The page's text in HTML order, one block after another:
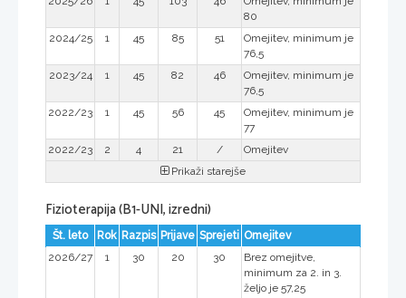
80
2024/25
1 45 85 51
Omejitev, minimum je
76,5
2023/24
1 45 82 46
Omejitev, minimum je
76,5
2022/23
1 45 56 45
Omejitev, minimum je
77
2022/23
2 4 21 /
Omejitev
Prikaži starejše
Fizioterapija (B1-UNI, izredni)
Št. leto Rok Razpis Prijave Sprejeti Omejitev
2026/27
1 30 20 30
Brez omejitve,
minimum za 2. in 3.
željo je 57,25